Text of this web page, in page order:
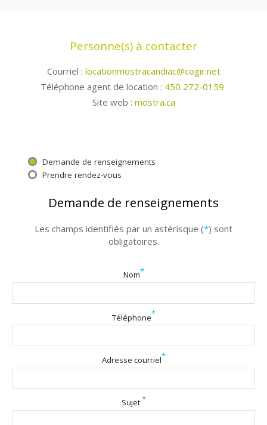
Personne(s) à contacter
Courriel : locationmostracandiac@cogir.net
Téléphone agent de location : 450 272-0159
Site web : mostra.ca
Demande de renseignements
Prendre rendez-vous
Demande de renseignements
Les champs identifiés par un astérisque (*) sont
obligatoires.
Nom*
Téléphone*
Adresse courriel*
Sujet*